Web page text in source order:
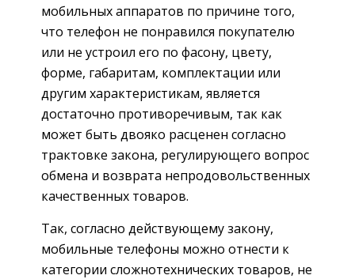
мобильных аппаратов по причине того,
что телефон не понравился покупателю
или не устроил его по фасону, цвету,
форме, габаритам, комплектации или
другим характеристикам, является
достаточно противоречивым, так как
может быть двояко расценен согласно
трактовке закона, регулирующего вопрос
обмена и возврата непродовольственных
качественных товаров.
Так, согласно действующему закону,
мобильные телефоны можно отнести к
категории сложнотехнических товаров, не